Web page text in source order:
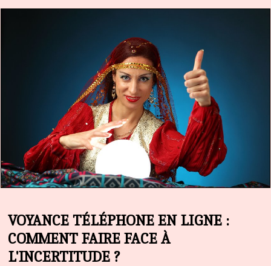
VOYANCE TÉLÉPHONE EN LIGNE :
COMMENT FAIRE FACE À
L'INCERTITUDE ?